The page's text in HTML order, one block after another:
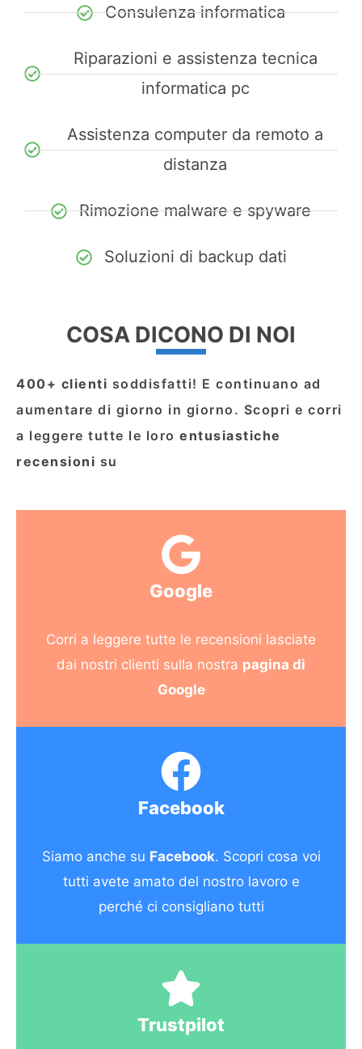
Consulenza informatica
Riparazioni e assistenza tecnica
informatica pc
Assistenza computer da remoto a
distanza
Rimozione malware e spyware
Soluzioni di backup dati
COSA DICONO DI NOI
400+ clienti soddisfatti! E continuano ad
aumentare di giorno in giorno. Scopri e corri
a leggere tutte le loro entusiastiche
recensioni su
Google
Corri a leggere tutte le recensioni lasciate
dai nostri clienti sulla nostra pagina di
Google
Facebook
Siamo anche su Facebook. Scopri cosa voi
tutti avete amato del nostro lavoro e
perché ci consigliano tutti
Trustpilot